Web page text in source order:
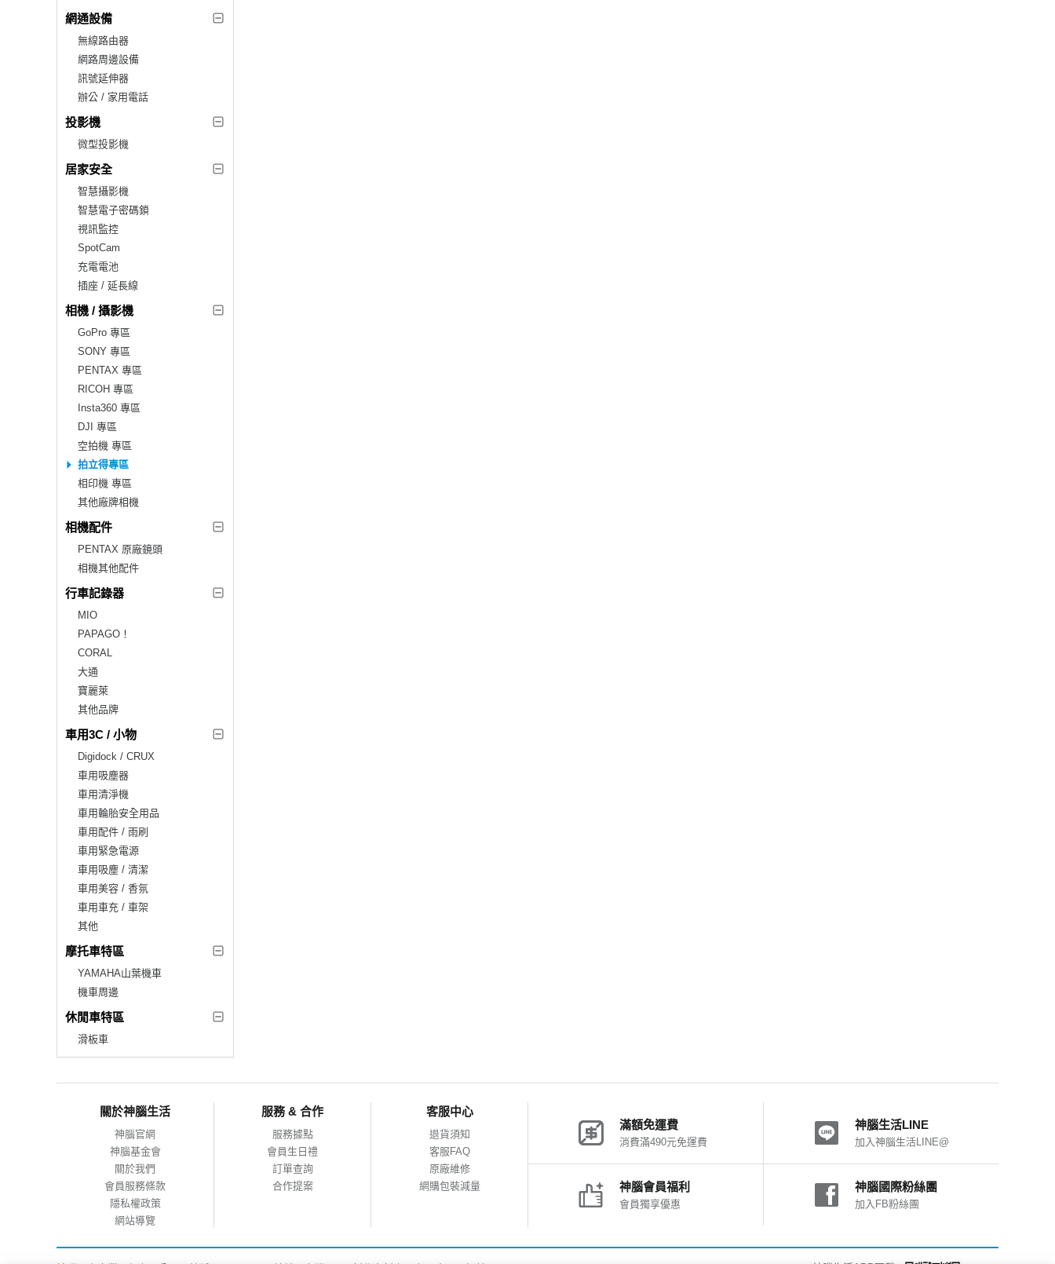
網通設備
無線路由器
網路周邊設備
訊號延伸器
辦公 / 家用電話
投影機
微型投影機
居家安全
智慧攝影機
智慧電子密碼鎖
視訊監控
SpotCam
充電電池
插座 / 延長線
相機 / 攝影機
GoPro 專區
SONY 專區
PENTAX 專區
RICOH 專區
Insta360 專區
DJI 專區
空拍機 專區
拍立得專區
相印機 專區
其他廠牌相機
相機配件
PENTAX 原廠鏡頭
相機其他配件
行車記錄器
MIO
PAPAGO！
CORAL
大通
寶麗萊
其他品牌
車用3C / 小物
Digidock / CRUX
車用吸塵器
車用清淨機
車用輪胎安全用品
車用配件 / 雨刷
車用緊急電源
車用吸塵 / 清潔
車用美容 / 香氛
車用車充 / 車架
其他
摩托車特區
YAMAHA山葉機車
機車周邊
休閒車特區
滑板車
關於神腦生活
神腦官網
神腦基金會
關於我們
會員服務條款
隱私權政策
網站導覽
服務 & 合作
服務據點
會員生日禮
訂單查詢
合作提案
客服中心
退貨須知
客服FAQ
原廠維修
網購包裝減量
滿額免運費
消費滿490元免運費
神腦生活LINE
加入神腦生活LINE@
神腦會員福利
會員獨享優惠
神腦國際粉絲團
加入FB粉絲團